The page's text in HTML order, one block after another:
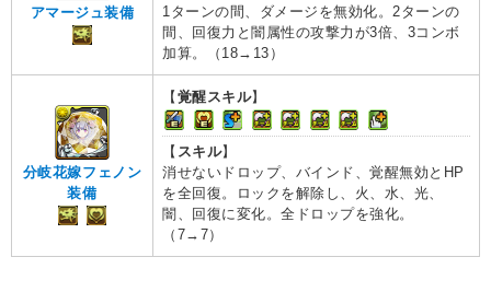
アマージュ装備
1ターンの間、ダメージを無効化。2ターンの
間、回復力と闇属性の攻撃力が3倍、3コンボ
加算。（18→13）
分岐花嫁フェノン
装備
【 覚醒スキル】
【 スキル】
消せないドロップ、バインド、覚醒無効とHP
を全回復。ロックを解除し、火、水、光、
闇、回復に変化。全ドロップを強化。
（7→7）